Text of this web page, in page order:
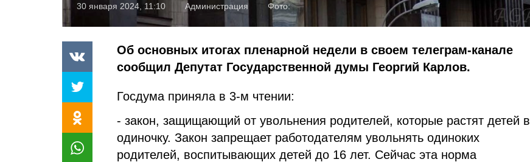
30 января 2024, 11:10 Администрация Фото:
Об основных итогах пленарной недели в своем телеграм-канале
сообщил Депутат Государственной думы Георгий Карлов.
Госдума приняла в 3-м чтении:
- закон, защищающий от увольнения родителей, которые растят детей в
одиночку. Закон запрещает работодателям увольнять одиноких
родителей, воспитывающих детей до 16 лет. Сейчас эта норма